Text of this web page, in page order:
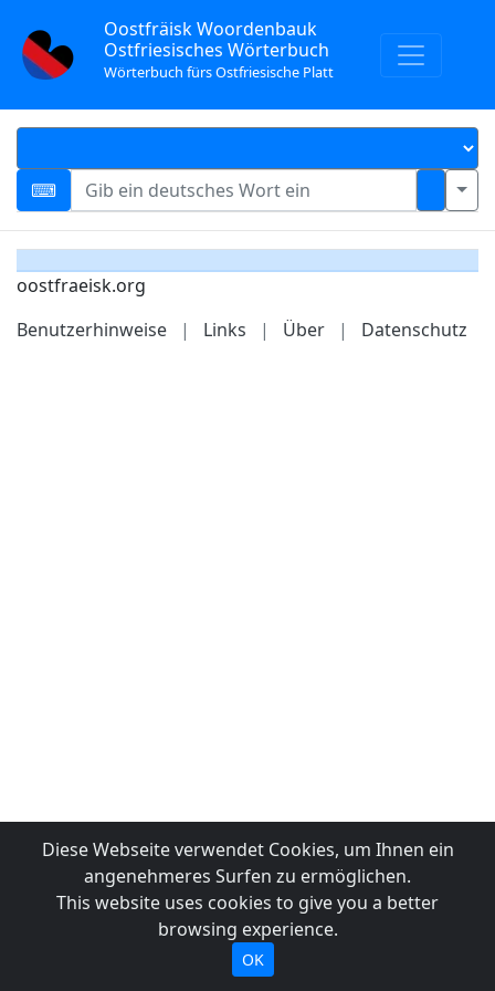
Oostfräisk Woordenbauk
Ostfriesisches Wörterbuch
Wörterbuch fürs Ostfriesische Platt
oostfraeisk.org
Benutzerhinweise
| Links | Über | Datenschutz
Diese Webseite verwendet Cookies, um Ihnen ein
angenehmeres Surfen zu ermöglichen.
This website uses cookies to give you a better
browsing experience.
OK